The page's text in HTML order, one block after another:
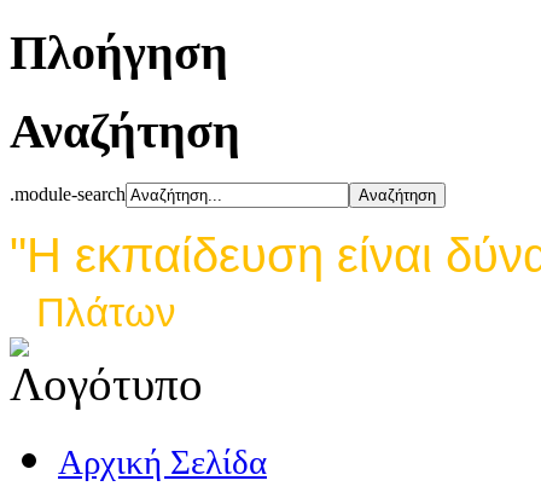
Πλοήγηση
Αναζήτηση
.module-search
"Η εκπαίδευση είναι
Πλάτων
Αρχική Σελίδα